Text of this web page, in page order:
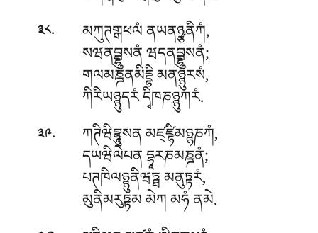
༣༨. མཀུཊགྒཕལཾནཡནཉྩནིཀཾ,
སཝནབྦྷུསནཾ ཝདནབྦྷུསནཾ;
གལམཎྜནམིདྡྷི མནཉྙུརསཾ,
ཀིརིཡཉྙུདརཾ དྭིཁཎཉྙུཀརཾ.
༣༩. ཀཊིཝིབྷཱུསན མཛ྄ཛྷིམཉྙཎཀཾ,
དཡཝིལེཔན དྷཱརཎམཎྜནཾ;
པཊཁིལཉྙུནིཝཏྠ མནུཏྟརཾ,
མུནིམརུཏྟམ མེཀ མཧཾ ནམེ.